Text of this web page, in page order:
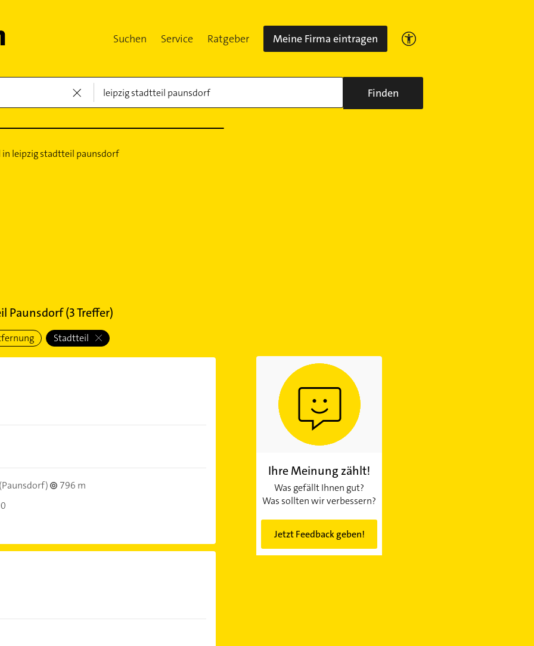
Suchen Service Ratgeber Meine Firma eintragen
Finden
Paunsdorf(3Treffer)
Stadtteil
(Paunsdorf)
796 m
Ihre Meinung zählt!
Was gefällt Ihnen gut?
Was sollten wir verbessern?
Jetzt Feedback geben!